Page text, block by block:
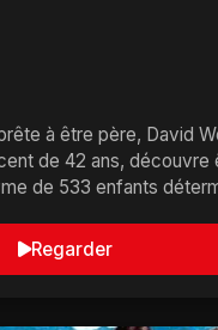
à être père, David
de 42 ans, découvre
de 533 enfants
Regarder